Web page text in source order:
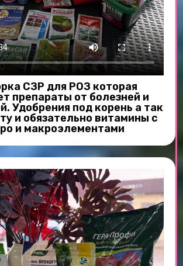
СЗР для РОЗ которая
препараты от болезней и
Удобрения под корень а так
и обязательно витамины с
и макроэлементами